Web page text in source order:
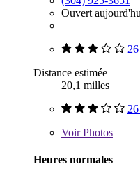
Ouvert
Distance estimée
20,1 milles
VoirPhotos
Heures normales